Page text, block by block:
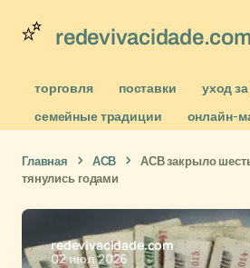
торговля поставки
уход
семейные традиции
онлайн-
Главная АСВ
АСВ закрыло
тянулись годами
redevivacidade.com
02 июл 2026